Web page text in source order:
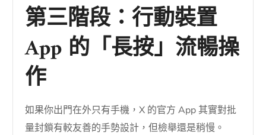
第三階段：行動裝置
App 的「長按」流暢操
作
如果你出門在外只有手機，X 的官方 App 其實對批
量封鎖有較友善的手勢設計，但檢舉還是稍慢。